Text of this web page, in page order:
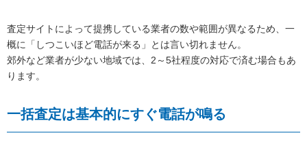
査定サイトによって提携している業者の数や範囲が異なるため、一
概に「しつこいほど電話が来る」とは言い切れません。
郊外など業者が少ない地域では、2～5社程度の対応で済む場合もあ
ります。
一括査定は基本的にすぐ電話が鳴る